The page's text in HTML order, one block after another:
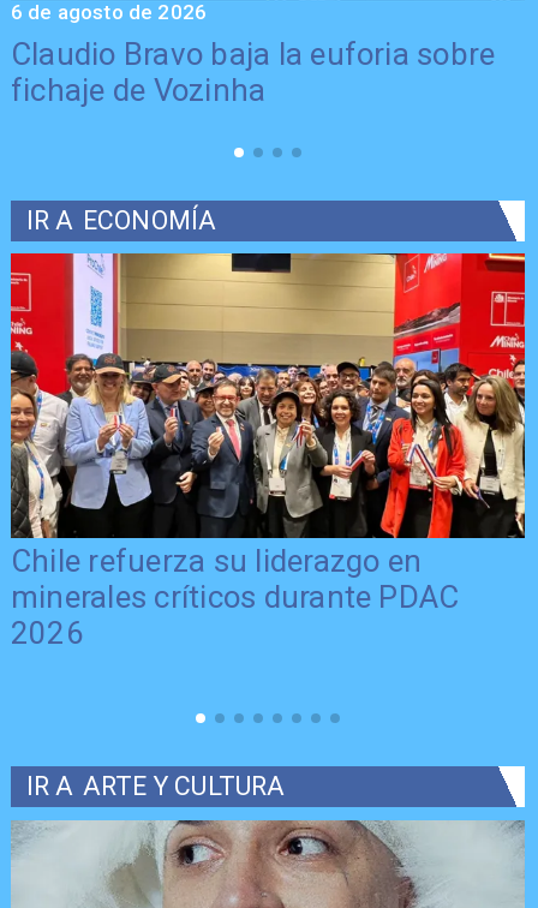
Claudio Bravo baja la euforia sobre
fichaje de Vozinha
6 de agosto de 2026
IR A ECONOMÍA
Chile refuerza su liderazgo en
minerales críticos durante PDAC
2026
IR A ARTE Y CULTURA